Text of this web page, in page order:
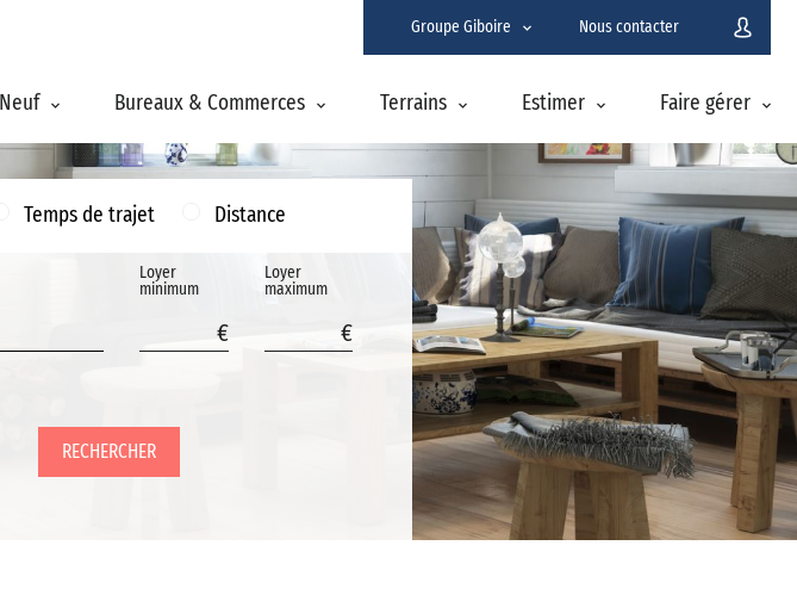
Neuf Bureaux & Commerces Terrains Estimer Faire gérer
Groupe Giboire Nous contacter
Temps de trajet Distance
Loyer
minimum
Loyer
maximum
RECHERCHER